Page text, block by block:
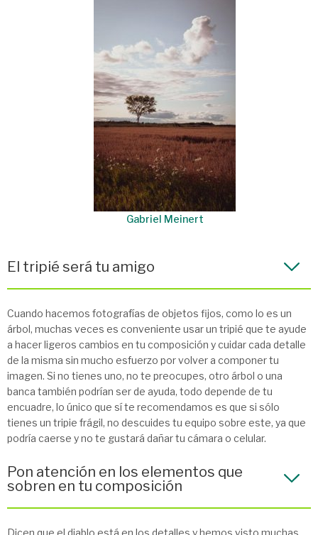
Gabriel Meinert
El tripié será tu amigo
Cuando hacemos fotografías de objetos fijos, como lo es un
árbol, muchas veces es conveniente usar un tripié que te ayude
a hacer ligeros cambios en tu composición y cuidar cada detalle
de la misma sin mucho esfuerzo por volver a componer tu
imagen. Si no tienes uno, no te preocupes, otro árbol o una
banca también podrían ser de ayuda, todo depende de tu
encuadre, lo único que sí te recomendamos es que si sólo
tienes un tripie frágil, no descuides tu equipo sobre este, ya que
podría caerse y no te gustará dañar tu cámara o celular.
Pon atención en los elementos que
sobren en tu composición
Dicen que el diablo está en los detalles y hemos visto muchas